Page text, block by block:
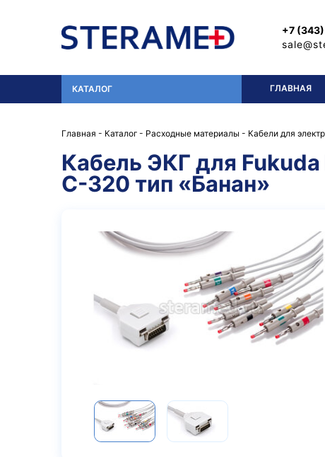
Перейти к основному содержанию
+7
КАТАЛОГ ГЛАВНАЯ
Главная - Каталог - Расходные материалы - Кабели для
Кабель ЭКГ для
C-320 тип «Банан»